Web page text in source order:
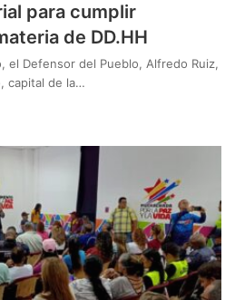
para cumplir
de DD.HH
el Defensor del Pueblo, Alfredo Ruiz,
capital de la…